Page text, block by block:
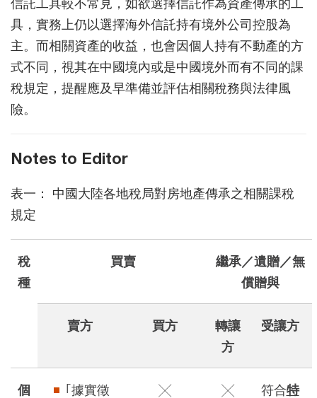
具，實務上仍以選擇海外信託持有境外公司控股為
主。而相關資產的收益，也會因個人持有不動產的方
式不同，視其在中國境內或是中國境外而有不同的課
稅規定，提醒應及早準備並評估相關稅務與法律風
險。
Notes to Editor
表一： 中國大陸各地稅局對房地產傳承之相關課稅
規定
稅
種
買賣
繼承／遺贈／無
償贈與
賣方 買方
轉讓
方
受讓方
個
｢據實徵
╳ ╳ 符合特